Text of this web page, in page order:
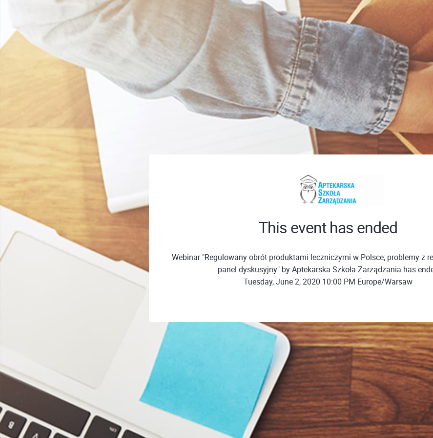
This event has ended
Webinar "Regulowany obrót produktami leczniczymi w Polsce; problemy z
panel dyskusyjny" by Aptekarska Szkoła Zarządzania has
Tuesday, June 2, 2020 10:00 PM Europe/Warsaw